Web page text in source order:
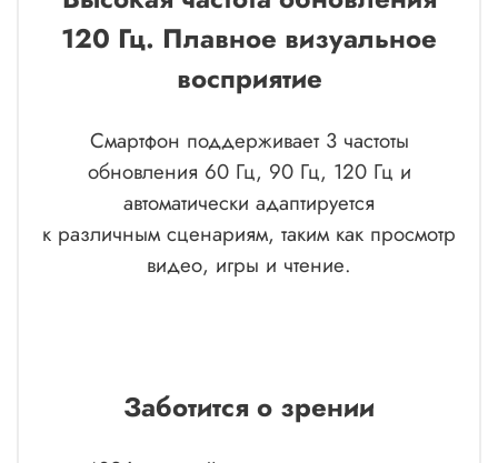
120 Гц. Плавное визуальное
восприятие
Смартфон поддерживает 3 частоты
обновления 60 Гц, 90 Гц, 120 Гц и
автоматически адаптируется
к различным сценариям, таким как просмотр
видео, игры и чтение.
Заботится о зрении